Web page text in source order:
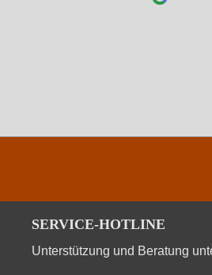
Brennwert
Zutaten
Trauben,
SERVICE-HOTLINE
Unterstützung und Beratung